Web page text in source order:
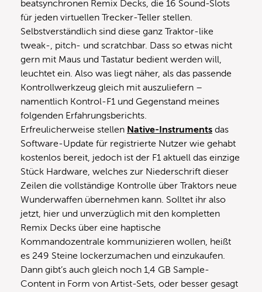
beatsynchronen Remix Decks, die 16 Sound-Slots
für jeden virtuellen Trecker-Teller stellen.
Selbstverständlich sind diese ganz Traktor-like
tweak-, pitch- und scratchbar. Dass so etwas nicht
gern mit Maus und Tastatur bedient werden will,
leuchtet ein. Also was liegt näher, als das passende
Kontrollwerkzeug gleich mit auszuliefern –
namentlich Kontrol-F1 und Gegenstand meines
folgenden Erfahrungsberichts.
Erfreulicherweise stellen Native-Instruments das
Software-Update für registrierte Nutzer wie gehabt
kostenlos bereit, jedoch ist der F1 aktuell das einzige
Stück Hardware, welches zur Niederschrift dieser
Zeilen die vollständige Kontrolle über Traktors neue
Wunderwaffen übernehmen kann. Solltet ihr also
jetzt, hier und unverzüglich mit den kompletten
Remix Decks über eine haptische
Kommandozentrale kommunizieren wollen, heißt
es 249 Steine lockerzumachen und einzukaufen.
Dann gibt’s auch gleich noch 1,4 GB Sample-
Content in Form von Artist-Sets, oder besser gesagt